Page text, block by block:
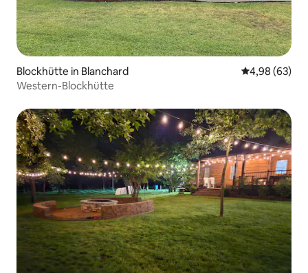
Blockhütte in Blanchard
4,98 (63)
Western-Blockhütte